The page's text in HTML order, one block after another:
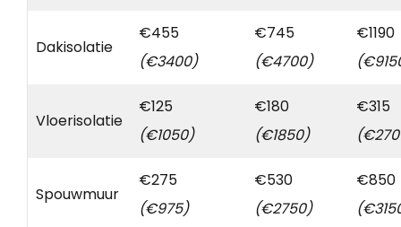
Dakisolatie
€455
(€3400)
€745
(€4700)
€1190
Vloerisolatie
€125
(€1050)
€180
(€1850)
€315
Spouwmuur
€275
(€975)
€530
(€2750)
€850